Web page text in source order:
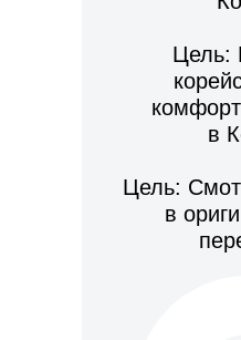
Цель:
в
Цель:
в